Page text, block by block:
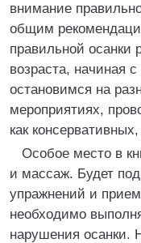
внимание
общим
правильной осанки
возраста, начиная
остановимся на
мероприятиях,
как
Особое место в
и массаж. Будет
упражнений и
необходимо
нарушения осанки.